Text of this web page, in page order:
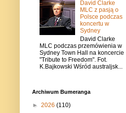
David Clarke
MLC z pasją o
Polsce podczas
koncertu w
Sydney
David Clarke
MLC podczas przemówienia w
Sydney Town Hall na koncercie
"Tribute to Freedom". Fot.
K.Bajkowski Wśród australjsk...
Archiwum Bumeranga
► 2026 (110)